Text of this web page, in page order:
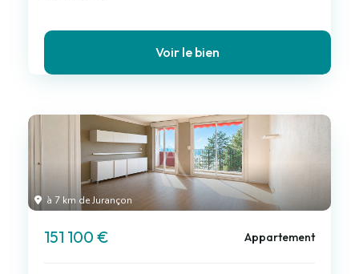
Voir le bien
à 7 km de Jurançon
151 100 € Appartement